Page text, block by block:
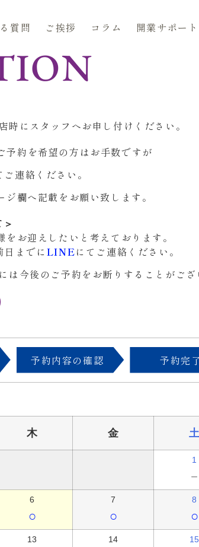
質問 ご挨拶 コラム 開業サポート
にスタッフへお申し付けください。
予約を希望の方はお手数ですが
ご連絡ください。
欄へ記載をお願い致します。
お迎えしたいと考えております。
までにLINEにてご連絡ください。
今後のご予約をお断りすることがござ
予約内容の確認 予約完
木 金 土
1
－
6
○
7
○
8
○
13 14 15